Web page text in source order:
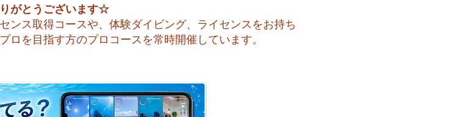
い一日になりそうで
☀️ 月曜日スタート！今週のお
天気はどうなるかな？
がとうございます☆
ンス取得コースや、体験ダイビング、ライセンスをお持ち
を目指す方のプロコースを常時開催しています。